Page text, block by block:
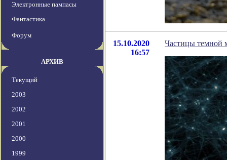
Электронные пампасы
Фантастика
Форум
АРХИВ
Текущий
2003
2002
2001
2000
1999
15.10.2020
16:57
Частицы темной